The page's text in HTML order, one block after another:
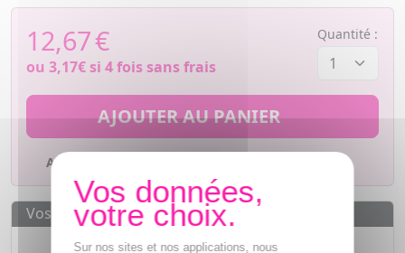
12,67€
ou 3,17€si 4 fois sans frais
Quantité :
AJOUTER AU PANIER
Ajouter à mes favoris
Vos avantages
Des prixIMBATTABLES
Sur nos sites et nos applications, nous